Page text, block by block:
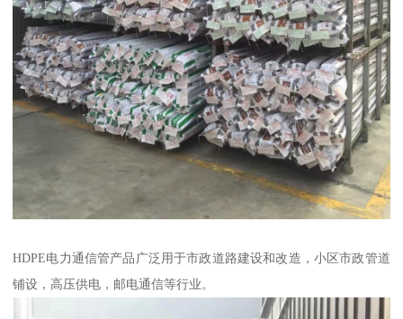
HDPE电力通信管产品广泛用于市政道路建设和改造，小区市政管道
铺设，高压供电，邮电通信等行业。